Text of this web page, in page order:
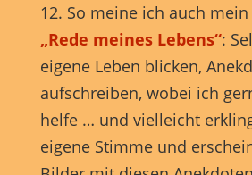
12. So meine ich auch
„Rede meines Lebens“:
eigene Leben blicken,
aufschreiben, wobei ich
helfe … und vielleicht
eigene Stimme und